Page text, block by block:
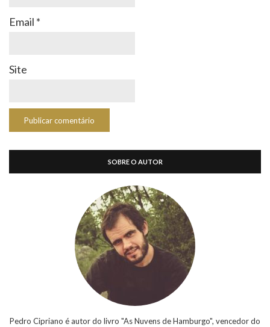
Email *
Site
SOBRE O AUTOR
Pedro Cipriano é autor do livro "As Nuvens de Hamburgo", vencedor do